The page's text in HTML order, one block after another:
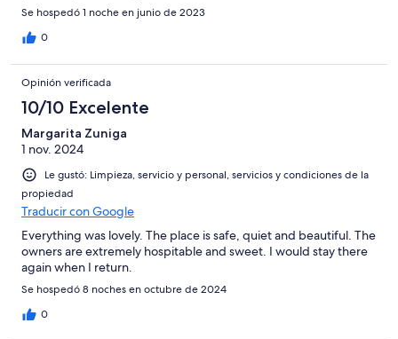
Se hospedó 1 noche en junio de 2023
0
Opinión verificada
10/10 Excelente
Margarita Zuniga
1 nov. 2024
Le gustó: Limpieza, servicio y personal, servicios y condiciones de la
propiedad
Traducir con Google
Everything was lovely. The place is safe, quiet and beautiful. The
owners are extremely hospitable and sweet. I would stay there
again when I return.
Se hospedó 8 noches en octubre de 2024
0